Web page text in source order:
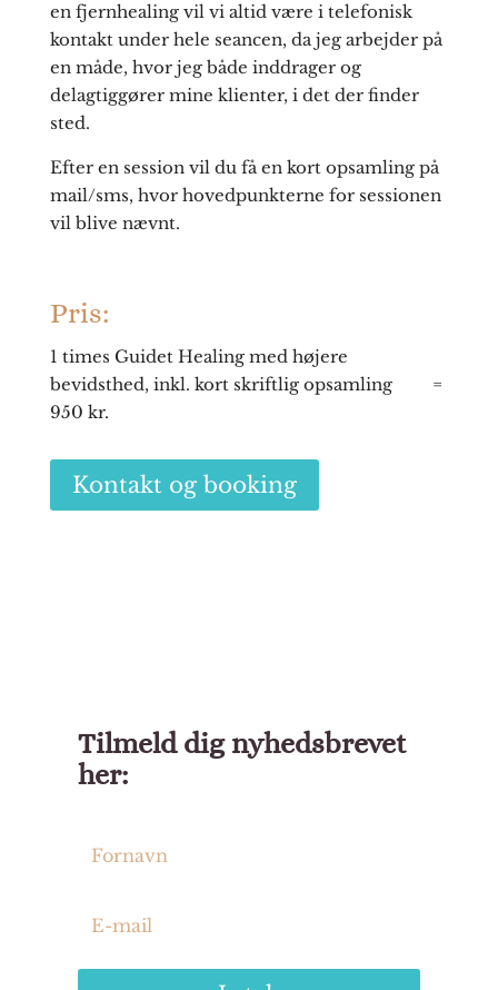
en fjernhealing vil vi altid være i telefonisk
kontakt under hele seancen, da jeg arbejder på
en måde, hvor jeg både inddrager og
delagtiggører mine klienter, i det der finder
sted.
Efter en session vil du få en kort opsamling på
mail/sms, hvor hovedpunkterne for sessionen
vil blive nævnt.
Pris:
1 times Guidet Healing med højere
bevidsthed, inkl. kort skriftlig opsamling =
950 kr.
Kontakt og booking
Tilmeld dig nyhedsbrevet
her: